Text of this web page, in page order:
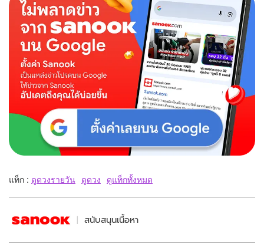
แท็ก : ดูดวงรายวัน ดูดวง ดูแท็กทั้งหมด
สนับสนุนเนื้อหา